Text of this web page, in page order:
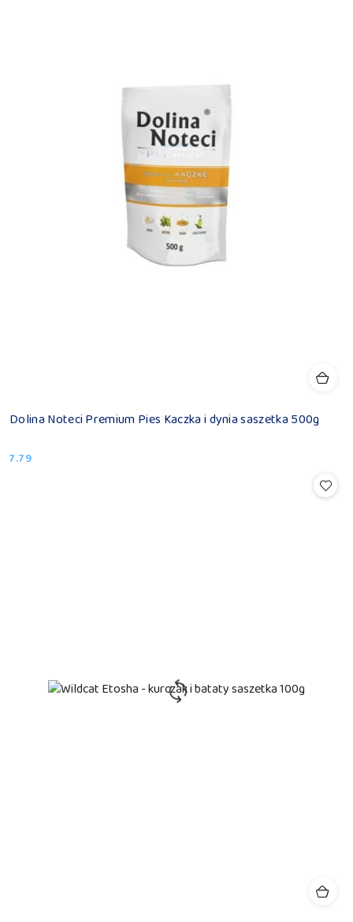
Dolina Noteci Premium Pies Kaczka i dynia saszetka 500g
Cena:
7.79